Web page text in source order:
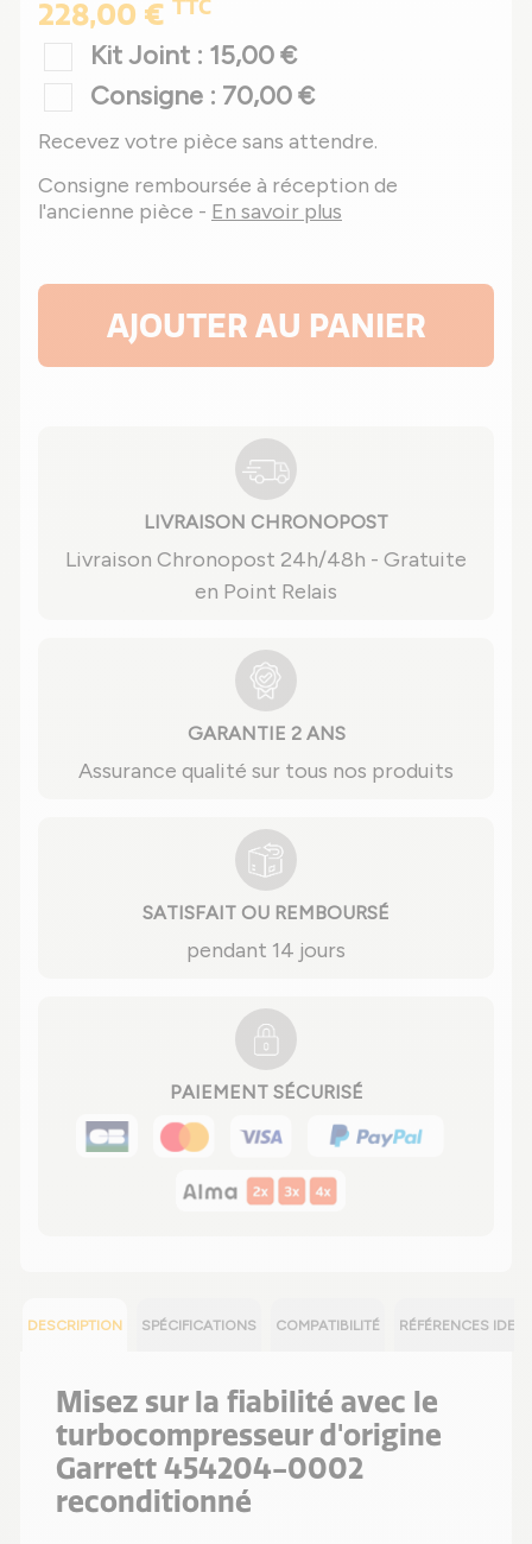
228,00 € TTC
Kit Joint : 15,00 €
Consigne : 70,00 €
Recevez votre pièce sans attendre.
Consigne remboursée à réception de
l'ancienne pièce - En savoir plus
AJOUTER AU PANIER
LIVRAISON CHRONOPOST
Livraison Chronopost 24h/48h - Gratuite
en Point Relais
GARANTIE 2 ANS
Assurance qualité sur tous nos produits
SATISFAIT OU REMBOURSÉ
pendant 14 jours
PAIEMENT SÉCURISÉ
DESCRIPTION SPÉCIFICATIONS COMPATIBILITÉ RÉFÉRENCES
Misez sur la fiabilité avec le
turbocompresseur d'origine
Garrett 454204-0002
reconditionné